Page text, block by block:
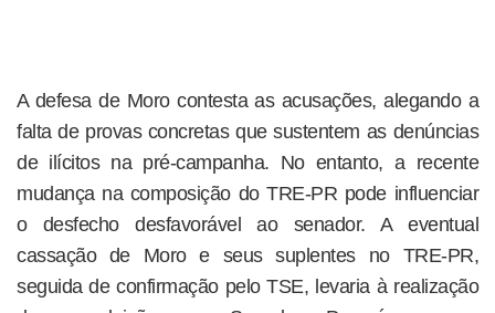
A defesa de Moro contesta as acusações, alegando a
falta de provas concretas que sustentem as denúncias
de ilícitos na pré-campanha. No entanto, a recente
mudança na composição do TRE-PR pode influenciar
o desfecho desfavorável ao senador. A eventual
cassação de Moro e seus suplentes no TRE-PR,
seguida de confirmação pelo TSE, levaria à realização